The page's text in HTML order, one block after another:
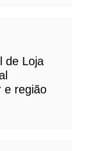
de Loja
e região